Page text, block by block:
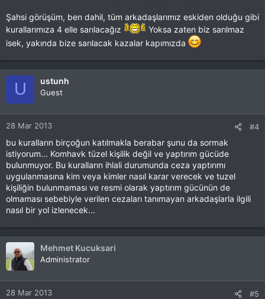
Şahsi görüşüm, ben dahil, tüm arkadaşlarımız eskiden olduğu gibi
kurallarımıza 4 elle sarılacağız
Yoksa zaten biz sarılmaz
isek, yakında bize sarılacak kazalar kapımızda
U ustunh
Guest
28 Mar 2013 #4
bu kuralların birçoğun katılmakla berabar şunu da sormak
istiyorum... Komhavk tüzel kişilik değil ve yaptırım gücüde
bulunmuyor. Bu kuralların ihlali durumunda ceza yaptırımı
uygulanmasına kim veya kimler nasıl karar verecek ve tuzel
kişiliğin bulunmaması ve resmi olarak yaptırım gücünün de
olmaması sebebiyle verilen cezaları tanımayan arkadaşlarla ilgili
nasıl bir yol izlenecek...
Mehmet Kucuksari
Administrator
28 Mar 2013 #5